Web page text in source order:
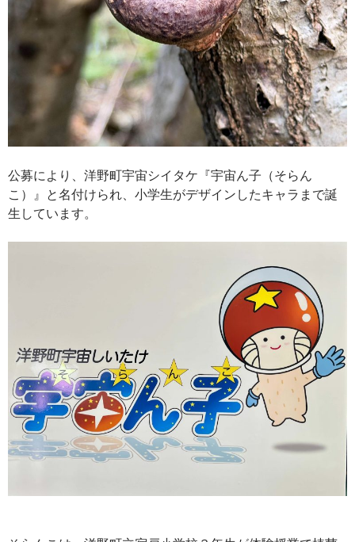
公募により、洋野町宇宙シイタケ『宇宙ん子（そらん
こ）』と名付けられ、小学生がデザインしたキャラまで誕
生しています。